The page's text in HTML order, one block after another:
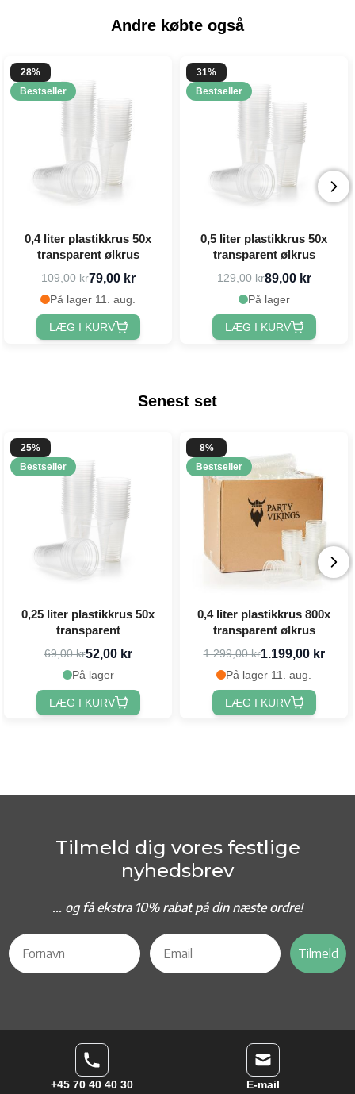
Andre købte også
28%
Bestseller
0,4 liter plastikkrus 50x
transparent ølkrus
109,00 kr79,00 kr
På lager 11. aug.
LÆG I KURV
31%
Bestseller
0,5 liter plastikkrus 50x
transparent ølkrus
129,00 kr89,00 kr
På lager
LÆG I KURV
Senest set
25%
Bestseller
0,25 liter plastikkrus 50x
transparent
69,00 kr52,00 kr
På lager
LÆG I KURV
8%
Bestseller
0,4 liter plastikkrus 800x
transparent ølkrus
1.299,00 kr1.199,00 kr
På lager 11. aug.
LÆG I KURV
Tilmeld dig vores festlige
nyhedsbrev
... og få ekstra 10% rabat på din næste ordre!
Tilmeld
+45 70 40 40 30 E-mail